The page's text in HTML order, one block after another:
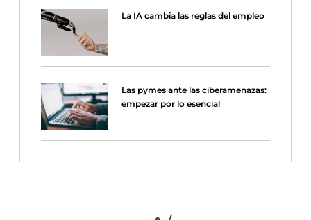
La IA cambia las reglas del empleo
Las pymes ante las ciberamenazas:
empezar por lo esencial